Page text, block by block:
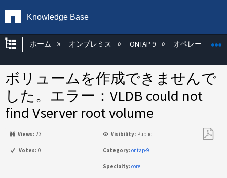
Knowledge Base
グローバル階層を展開/折りたたむ
ホーム オンプレミス ONTAP 9 オペレーティン
ボリュームを作成できませんで
した。エラー：VLDB could not
find Vserver root volume
Views: 23 Visibility: Public
Votes: 0 Category:ontap-9
Specialty:core